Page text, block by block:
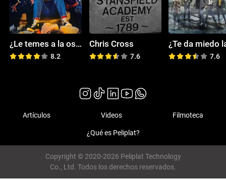
¿Le temes a la oscuridad?
8.2
Chris Cross
7.6 7.6
Artículos Videos Filmoteca
¿Qué es Peliplat?
Copyright © 2020-2026 Peliplat Technology
Co., Ltd. Todos los derechos reservados.